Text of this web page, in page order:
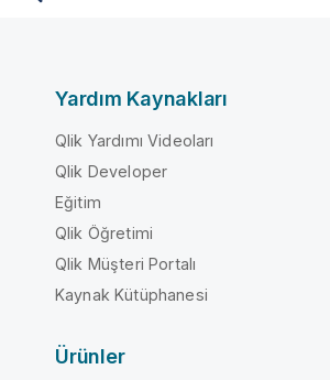
Yardım Kaynakları
Qlik Yardımı Videoları
Qlik Developer
Eğitim
Qlik Öğretimi
Qlik Müşteri Portalı
Kaynak Kütüphanesi
Ürünler